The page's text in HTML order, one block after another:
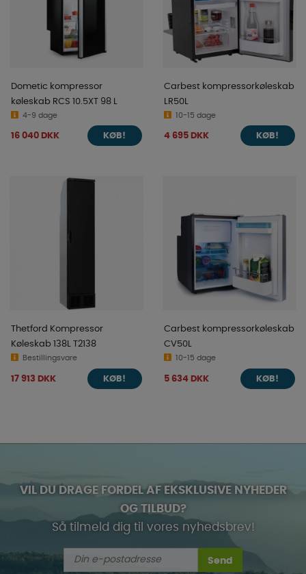
Dometic kompressor
køleskab RCS 10.5XT 98 L
4-9 dage
16 040 DKK KØB!
Carbest kompressorkøleskab
LR50L
10-15 dage
4 695 DKK KØB!
Thetford Kompressor
Køleskab 138L T2138
Bestillingsvare
17 913 DKK KØB!
Carbest kompressorkøleskab
CV50L
10-15 dage
5 634 DKK KØB!
VIL DU DRAGE FORDEL AF EKSKLUSIVE NYHEDER
OG TILBUD?
Så tilmeld dig til vores nyhedsbrev!
Send